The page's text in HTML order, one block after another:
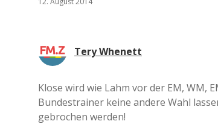
Tery Whenett
Klose wird wie Lahm vor der EM, WM,
Bundestrainer keine andere Wahl
gebrochen werden!